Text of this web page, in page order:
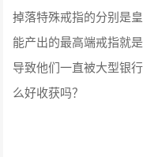
掉落特殊戒指的分别是
能产出的最高端戒指就
导致他们一直被大型银
么好收获吗？